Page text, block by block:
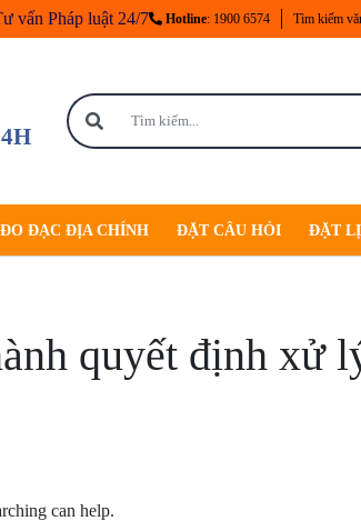
vấn Pháp luật 24/7 Hotline: 1900 6574 Tìm kiếm
ĐO ĐẠC ĐỊA CHÍNH ĐẶT CÂU HỎI ĐẶT
quyết định xử
can help.